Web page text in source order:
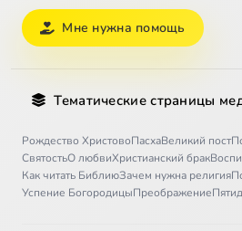
Мне нужна помощь
Тематические страницы
Рождество ХристовоПасхаВеликий пост
СвятостьО любвиХристианский брак
Как читать БиблиюЗачем нужна религия
Успение БогородицыПреображение